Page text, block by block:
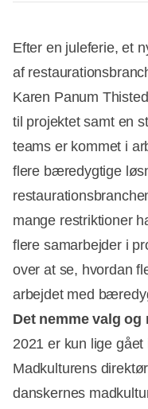
Efter en juleferie, et
af
Karen Panum
til projektet samt en
teams er kommet i
flere bæredygtige
mange restriktioner
flere samarbejder i
over at se, hvordan
arbejdet med
Det nemme valg og
2021 er kun lige
Madkulturens
danskernes